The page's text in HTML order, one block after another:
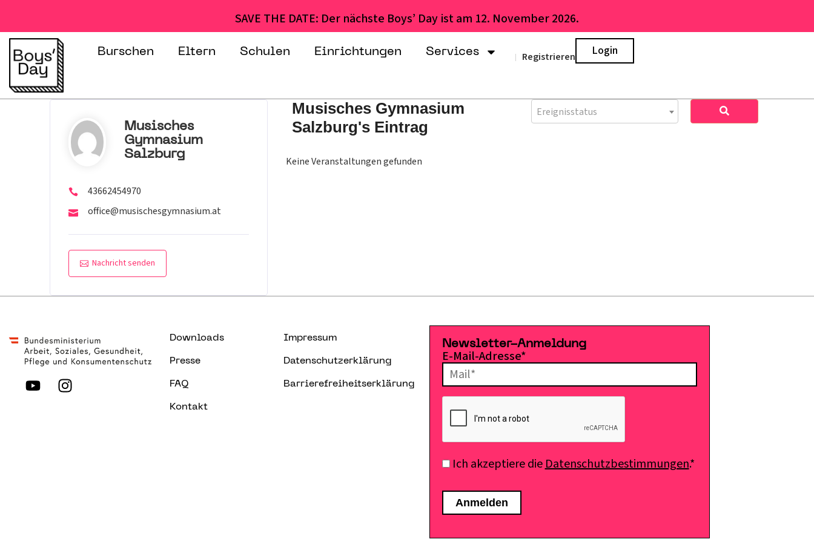
SAVE THE DATE: Der nächste Boys’ Day ist am 12. November 2026.
Burschen Eltern Schulen Einrichtungen Services | Registrieren Login
Musisches
Gymnasium
Salzburg
43662454970
office@musischesgymnasium.at
Nachricht senden
Musisches Gymnasium
Salzburg's Eintrag
Ereignisstatus
Keine Veranstaltungen gefunden
Downloads
Presse
FAQ
Kontakt
Impressum
Datenschutzerklärung
Barrierefreiheitserklärung
Newsletter-Anmeldung
E-Mail-Adresse*
Ich akzeptiere dieDatenschutzbestimmungen.*